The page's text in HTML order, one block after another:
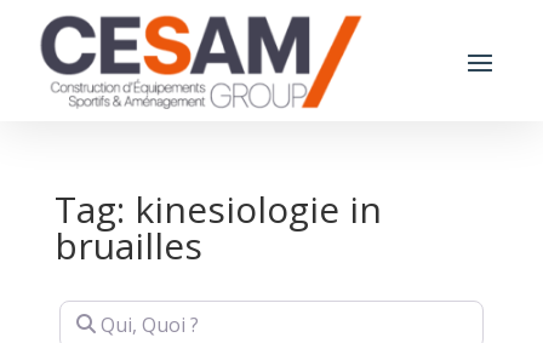
Tag: kinesiologie in
bruailles
Qui, Quoi ?